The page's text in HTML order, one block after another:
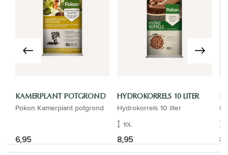
KAMERPLANT POTGROND
Pokon Kamerplant potgrond
6,95
HYDROKORRELS 10 LITER
Hydrokorrels 10 liter
10L
8,95